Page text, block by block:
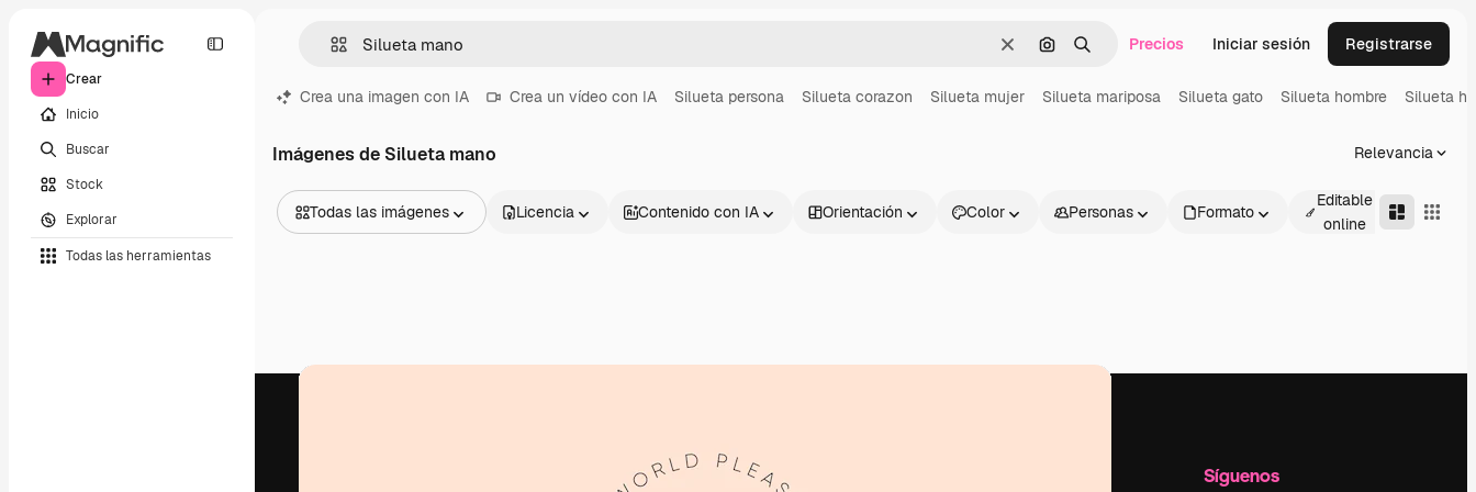
Crear
Inicio
Buscar
Stock
Explorar
Todas las herramientas
BorrarBuscar por imagen
BuscarPrecios Iniciar sesión Registrarse
Crea una imagen con IA Crea un vídeo con IA Silueta persona Silueta corazon Silueta mujer Silueta mariposa Silueta gato Silueta hombre Silueta
Imágenes de Silueta mano Relevancia
Todas las imágenes
Vídeos
Licencia Contenido con IA Orientación Color Personas Formato
Editable
online
Productos Síguenos